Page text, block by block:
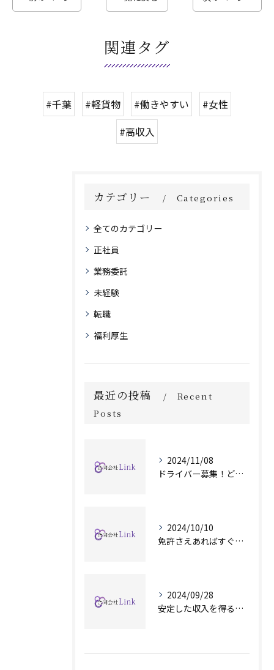
関連タグ
#千葉 #軽貨物 #働きやすい
#女性
#高収入
カテゴリー Categories
全てのカテゴリー
正社員
業務委託
未経験
転職
福利厚生
最近の投稿
Recent
Posts
2024/11/08
ドライバー募集！どのような時間帯でも対応可能です！
2024/10/10
免許さえあればすぐ始められます！
2024/09/28
安定した収入を得るために